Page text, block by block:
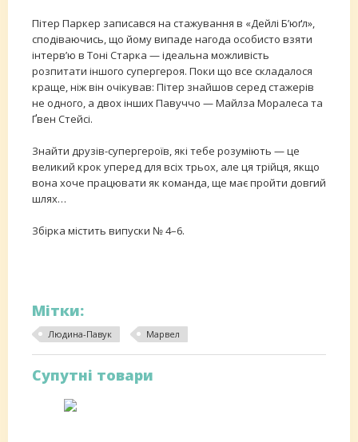
Пітер Паркер записався на стажування в «Дейлі Б’юґл»,
сподіваючись, що йому випаде нагода особисто взяти
інтерв’ю в Тоні Старка — ідеальна можливість
розпитати іншого супергероя. Поки що все складалося
краще, ніж він очікував: Пітер знайшов серед стажерів
не одного, а двох інших Павуччо — Майлза Моралеса та
Ґвен Стейсі.
Знайти друзів-супергероїв, які тебе розуміють — це
великий крок уперед для всіх трьох, але ця трійця, якщо
вона хоче працювати як команда, ще має пройти довгий
шлях…
Збірка містить випуски № 4–6.
Мітки:
Людина-Павук Марвел
Супутні товари